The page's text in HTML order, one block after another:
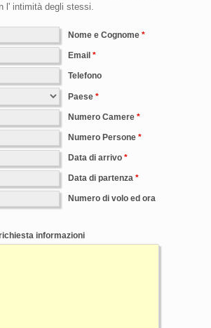
l' intimità degli stessi.
Nome e Cognome
Email
Telefono
Paese
Numero Camere
Numero Persone
Data di arrivo
Data di partenza
Numero di volo ed ora
informazioni